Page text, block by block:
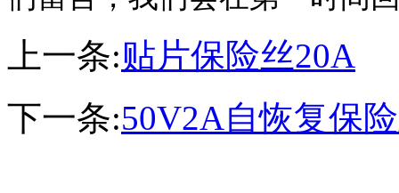
上一条:贴片保险丝20A
下一条:50V2A自恢复保